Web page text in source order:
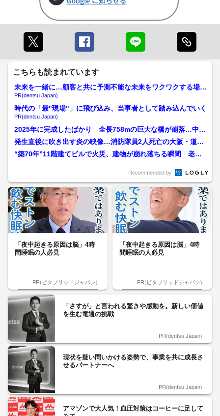
こちらも読まれています
未来を一緒に…顧客と共に予測不能な未来をワクワクする場所
へ
PR(dentsu Japan)
時代の「最"現場"」に飛び込み、当事者として踏み込んでいく
PR(dentsu Japan)
2025年に完成したばかり 全長758mの巨大な橋が崩落…中
国 高層ビル最上階か...
発生直後に吹き出す炎の映像…消防隊員2人死亡の大阪・道頓
堀火災 現場は消火活動が...
“築70年”11階建てビルで火災、建物が崩れ落ちる瞬間 老舗
Recommended by
「夜中起きる原因は脳」4時
間睡眠の人必見
PR(ビタブリッドジャパン)
「夜中起きる原因は脳」4時
間睡眠の人必見
PR(ビタブリッドジャパン)
「さすが」と言われる驚きや感動を。新しい価値
を生む電通の挑戦
PR(dentsu Japan)
現状を疑い問いかける姿勢で、事業を共に成長さ
せるパートナーへ
PR(dentsu Japan)
アマゾンで大人気！血圧対策はコーヒーに足して